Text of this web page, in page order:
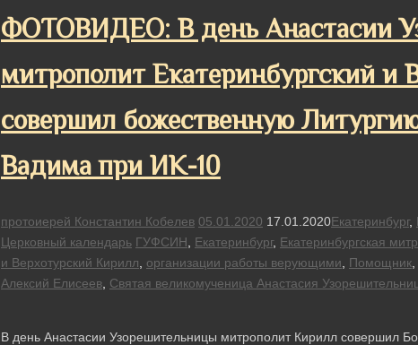
ФОТОВИДЕО: В день Анастасии
митрополит Екатеринбургский и
совершил божественную
Вадима при ИК-10
протоиерей Константин Кобелев 05.01.2020 17.01.2020Екатеринбург,
Церковный календарь ГУФСИН Екатеринбург, Екатеринбургская
и Верхотурский Кирилл
организации работы верующими Помощник
Алексий Елисеев Святая великомученица Анастасия
В день Анастасии Узорешительницы митрополит Кирилл совершил